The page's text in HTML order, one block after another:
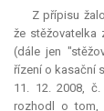
Z přípisu
že stěžovatelka
(dále jen
řízení o kasační
11. 12. 2008,
rozhodl o tom,